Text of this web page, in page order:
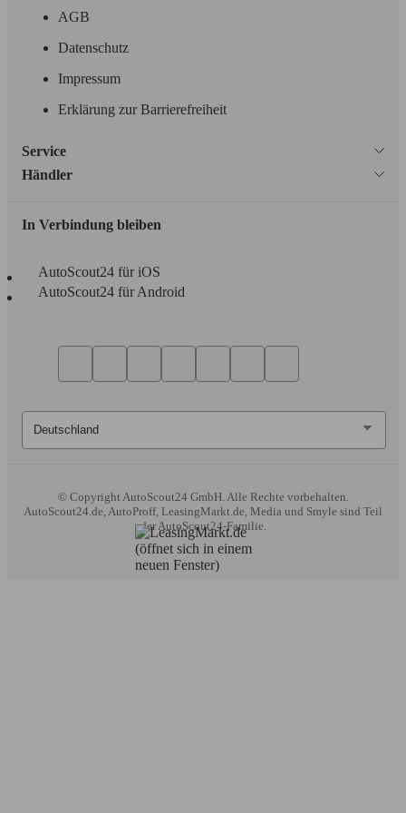
AGB
Datenschutz
Impressum
Erklärung zur Barrierefreiheit
Service
Händler
In Verbindung bleiben
AutoScout24 für iOS
AutoScout24 für Android
© Copyright AutoScout24 GmbH. Alle Rechte vorbehalten.
AutoScout24.de, AutoProff, LeasingMarkt.de, Media und Smyle sind Teil
der AutoScout24-Familie.